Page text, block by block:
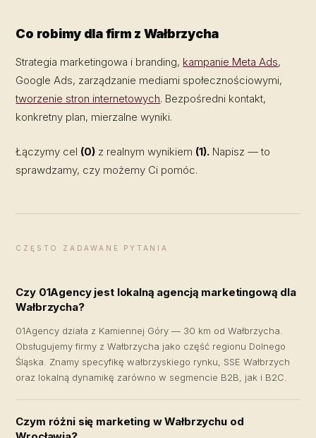
Co robimy dla firm z Wałbrzycha
Strategia marketingowa i branding, kampanie Meta Ads,
Google Ads, zarządzanie mediami społecznościowymi,
tworzenie stron internetowych. Bezpośredni kontakt,
konkretny plan, mierzalne wyniki.
Łączymy cel (0) z realnym wynikiem (1). Napisz — to
sprawdzamy, czy możemy Ci pomóc.
CZĘSTO ZADAWANE PYTANIA
Czy 01Agency jest lokalną agencją marketingową dla
Wałbrzycha?
01Agency działa z Kamiennej Góry — 30 km od Wałbrzycha.
Obsługujemy firmy z Wałbrzycha jako część regionu Dolnego
Śląska. Znamy specyfikę wałbrzyskiego rynku, SSE Wałbrzych
oraz lokalną dynamikę zarówno w segmencie B2B, jak i B2C.
Czym różni się marketing w Wałbrzychu od